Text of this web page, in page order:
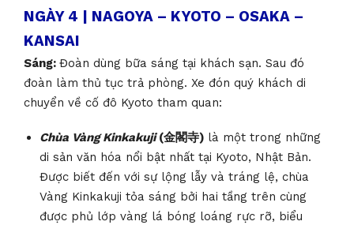
NGÀY 4 | NAGOYA – KYOTO – OSAKA –
KANSAI
Sáng: Đoàn dùng bữa sáng tại khách sạn. Sau đó
đoàn làm thủ tục trả phòng. Xe đón quý khách di
chuyển về cố đô Kyoto tham quan:
Chùa Vàng Kinkakuji(金閣寺) là một trong những
di sản văn hóa nổi bật nhất tại Kyoto, Nhật Bản.
Được biết đến với sự lộng lẫy và tráng lệ, chùa
Vàng Kinkakuji tỏa sáng bởi hai tầng trên cùng
được phủ lớp vàng lá bóng loáng rực rỡ, biểu